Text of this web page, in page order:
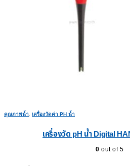
คุณภาพน้ำ เครื่องวัดค่า PH น้ำ
เครื่องวัด pH น้ำ Digital
0 out of 5